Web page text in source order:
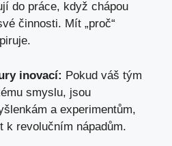
do práce, když chápou
činnosti. Mít „proč“
inovací: Pokud váš tým
smyslu, jsou
a experimentům,
k revolučním nápadům.